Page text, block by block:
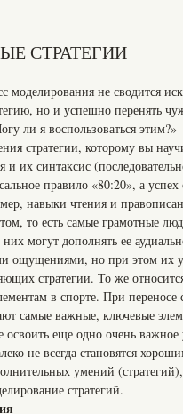
СТРАТЕГИИ
моделирования не сводится
но и успешно перенять
ли я воспользоваться этим?»
стратегии, которому вы
и их синтаксис
правило «80:20», а
навыки чтения и
то есть самые грамотные
могут дополнять ее
ощущениями, но при этом их
стратегии. То же
в спорте. При
самые важные, ключевые
освоить еще одно очень
не всегда становятся
умений
стратегий.